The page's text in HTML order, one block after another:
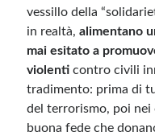
vessillo della
in realtà,alimentano
mai esitato a
violenti contro civili
tradimento: prima di
del terrorismo, poi
buona fede che